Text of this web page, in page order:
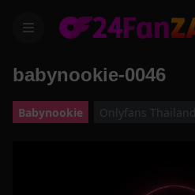
menu
babynookie-0046
Babynookie Onlyfans